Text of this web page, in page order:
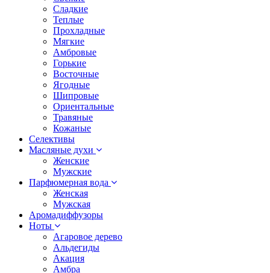
Сладкие
Теплые
Прохладные
Мягкие
Амбровые
Горькие
Восточные
Ягодные
Шипровые
Ориентальные
Травяные
Кожаные
Селективы
Масляные духи
Женские
Мужские
Парфюмерная вода
Женская
Мужская
Аромадиффузоры
Ноты
Агаровое дерево
Альдегиды
Акация
Амбра